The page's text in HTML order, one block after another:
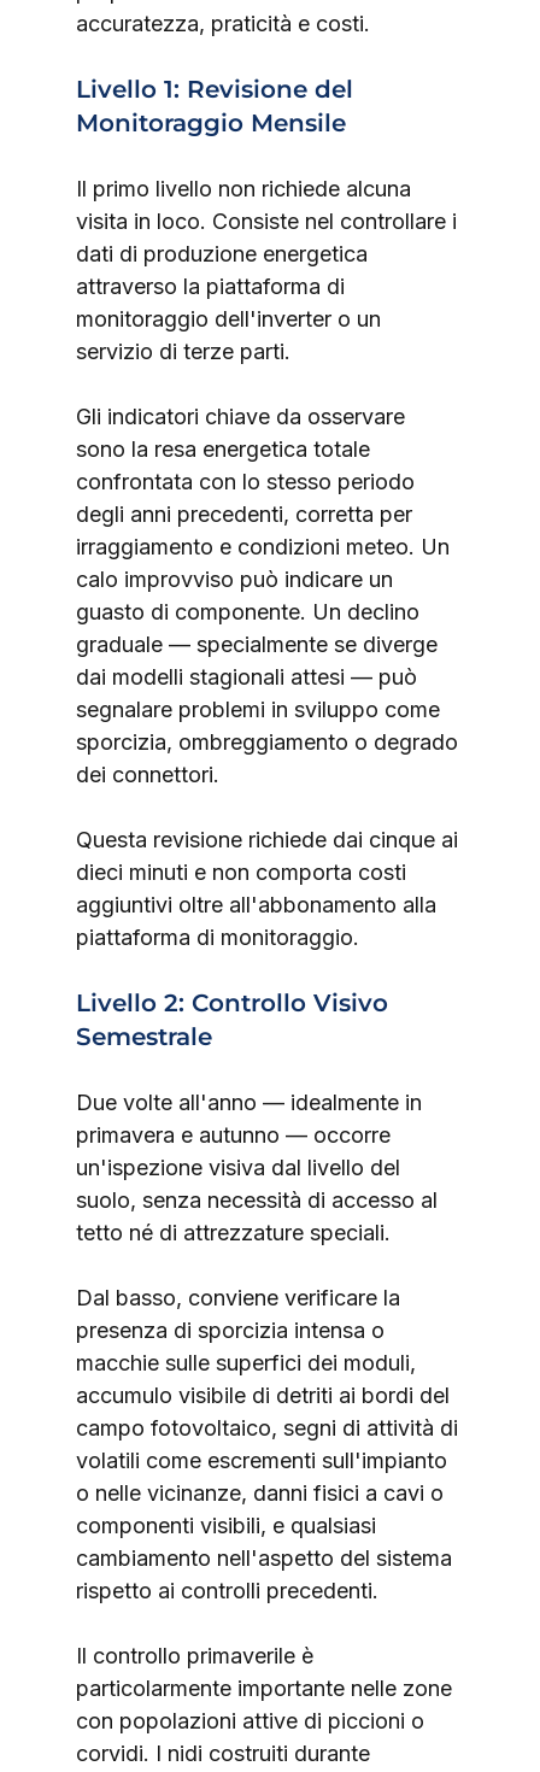
accuratezza, praticità e costi.
Livello 1: Revisione del
Monitoraggio Mensile
Il primo livello non richiede alcuna
visita in loco. Consiste nel controllare i
dati di produzione energetica
attraverso la piattaforma di
monitoraggio dell'inverter o un
servizio di terze parti.
Gli indicatori chiave da osservare
sono la resa energetica totale
confrontata con lo stesso periodo
degli anni precedenti, corretta per
irraggiamento e condizioni meteo. Un
calo improvviso può indicare un
guasto di componente. Un declino
graduale — specialmente se diverge
dai modelli stagionali attesi — può
segnalare problemi in sviluppo come
sporcizia, ombreggiamento o degrado
dei connettori.
Questa revisione richiede dai cinque ai
dieci minuti e non comporta costi
aggiuntivi oltre all'abbonamento alla
piattaforma di monitoraggio.
Livello 2: Controllo Visivo
Semestrale
Due volte all'anno — idealmente in
primavera e autunno — occorre
un'ispezione visiva dal livello del
suolo, senza necessità di accesso al
tetto né di attrezzature speciali.
Dal basso, conviene verificare la
presenza di sporcizia intensa o
macchie sulle superfici dei moduli,
accumulo visibile di detriti ai bordi del
campo fotovoltaico, segni di attività di
volatili come escrementi sull'impianto
o nelle vicinanze, danni fisici a cavi o
componenti visibili, e qualsiasi
cambiamento nell'aspetto del sistema
rispetto ai controlli precedenti.
Il controllo primaverile è
particolarmente importante nelle zone
con popolazioni attive di piccioni o
corvidi. I nidi costruiti durante